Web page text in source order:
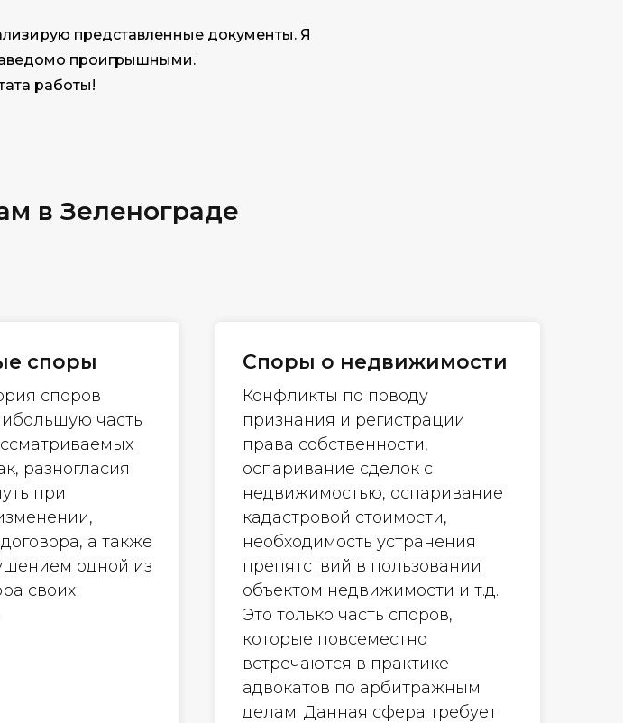
представленные документы. Я
проигрышными.
работы!
в Зеленограде
споры
споров
часть
разногласия
при
а также
одной из
своих
Споры о недвижимости
Конфликты по поводу
признания и регистрации
права собственности,
оспаривание сделок с
недвижимостью, оспаривание
кадастровой стоимости,
необходимость устранения
препятствий в пользовании
объектом недвижимости и т.д.
Это только часть споров,
которые повсеместно
встречаются в практике
адвокатов по арбитражным
делам. Данная сфера требует